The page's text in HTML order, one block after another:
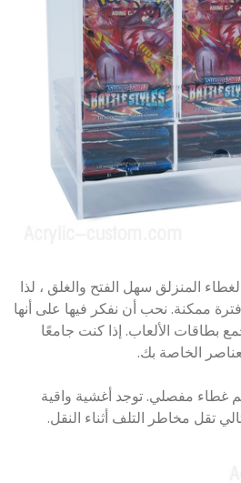
المنزلق سهل الفتح والغلق ، لذا
ممكنة. نحب أن نفكر فيها على أنها
بطاقات الألعاب. إذا كنت جامعًا
الخاصة بك.
غطاء مفصلي. توجد أغشية واقية
تقل مخاطر التلف أثناء النقل.